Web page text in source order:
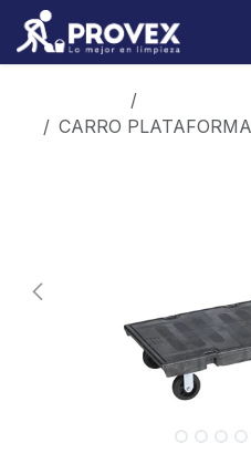
Ir al contenido
CARRO